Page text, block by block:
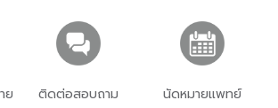
ย ติดต่อสอบถาม นัดหมายแพทย์